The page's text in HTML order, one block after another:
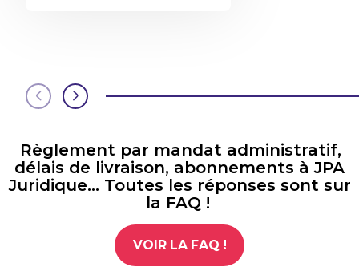
Règlement par mandat administratif,
délais de livraison, abonnements à JPA
Juridique… Toutes les réponses sont sur
la FAQ !
VOIR LA FAQ !